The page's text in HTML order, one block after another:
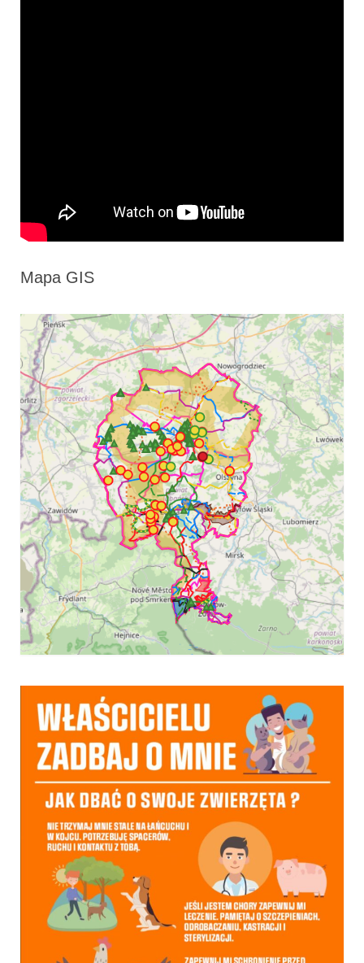
Mapa GIS